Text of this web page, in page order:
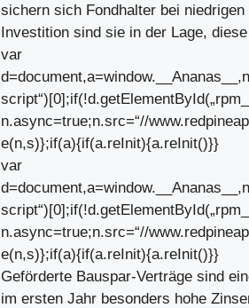
sichern sich Fondhalter bei
Investition sind sie in der Lage,
var
n.async=true;n.src=“//
e(n,s)};if(a){if(a.reInit){a.reInit()}}
var
n.async=true;n.src=“//
e(n,s)};if(a){if(a.reInit){a.reInit()}}
Geförderte Bauspar-Verträge sind
im ersten Jahr besonders hohe